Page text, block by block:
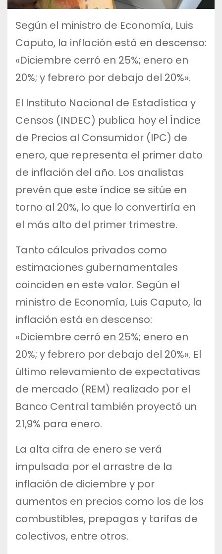
Según el ministro de Economía, Luis
Caputo, la inflación está en descenso:
«Diciembre cerró en 25%; enero en
20%; y febrero por debajo del 20%».
El Instituto Nacional de Estadística y
Censos (INDEC) publica hoy el Índice
de Precios al Consumidor (IPC) de
enero, que representa el primer dato
de inflación del año. Los analistas
prevén que este índice se sitúe en
torno al 20%, lo que lo convertiría en
el más alto del primer trimestre.
Tanto cálculos privados como
estimaciones gubernamentales
coinciden en este valor. Según el
ministro de Economía, Luis Caputo, la
inflación está en descenso:
«Diciembre cerró en 25%; enero en
20%; y febrero por debajo del 20%». El
último relevamiento de expectativas
de mercado (REM) realizado por el
Banco Central también proyectó un
21,9% para enero.
La alta cifra de enero se verá
impulsada por el arrastre de la
inflación de diciembre y por
aumentos en precios como los de los
combustibles, prepagas y tarifas de
colectivos, entre otros.